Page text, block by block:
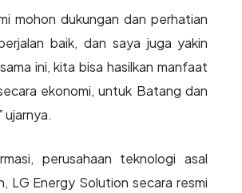
mohon dukungan dan perhatian
baik, dan saya juga yakin
ini, kita bisa hasilkan manfaat
ekonomi, untuk Batang dan
ujarnya.
perusahaan teknologi asal
LG Energy Solution secara resmi